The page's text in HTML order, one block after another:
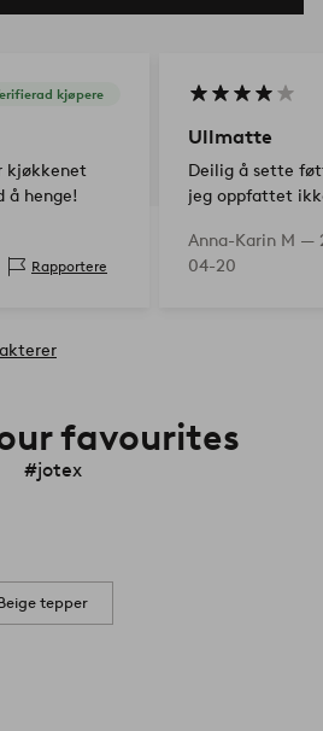
kjøpere
kjøkkenet
å henge!
Rapportere
Ullmatte
Deilig å sette
jeg oppfattet
osv. Trodde den
må venne meg
Anna-Karin M —
04-20
favourites
#jotex
tepper